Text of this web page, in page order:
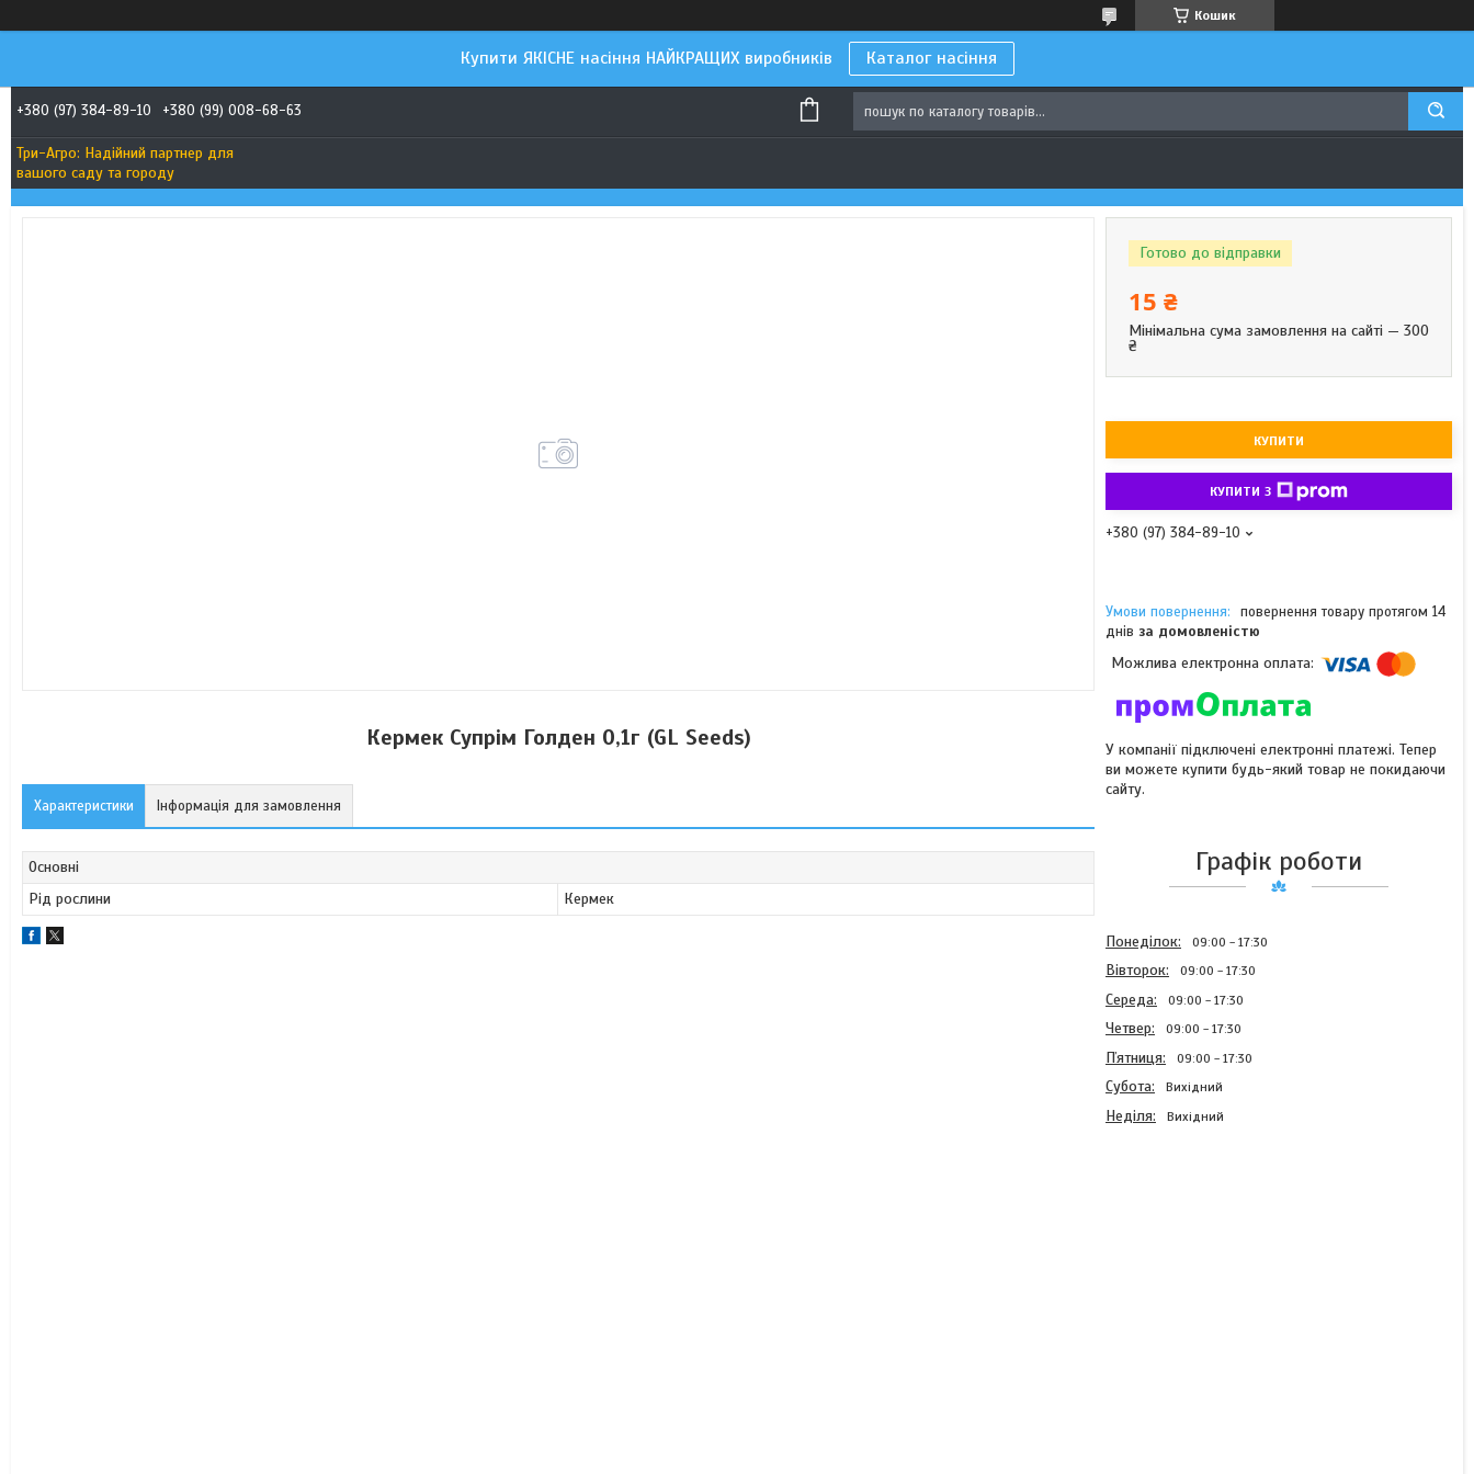
Кошик
Купити ЯКІСНЕ насіння НАЙКРАЩИХ виробників Каталог насіння
+380 (97) 384-89-10 +380 (99) 008-68-63
Три-Агро: Надійний партнер для
вашого саду та городу
Кермек Супрім Голден 0,1г (GL Seeds)
Характеристики Інформація для замовлення
Основні
Рід рослини
Кермек
Готово до відправки
15 ₴
Мінімальна сума замовлення на сайті — 300
₴
КУПИТИ
КУПИТИ З
+380 (97) 384-89-10
повернення товару протягом 14
днів за домовленістю
У компанії підключені електронні платежі. Тепер
ви можете купити будь-який товар не покидаючи
сайту.
Графік роботи
Понеділок 09:00 17:30
Вівторок 09:00 17:30
Середа 09:00 17:30
Четвер 09:00 17:30
Пʼятниця 09:00 17:30
Субота Вихідний
Неділя Вихідний